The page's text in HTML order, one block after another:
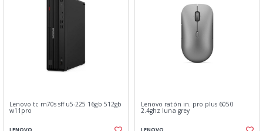
Lenovo tc m70s sff u5-225 16gb 512gb
w11pro
Lenovo ratón in. pro plus 6050
2.4ghz luna grey